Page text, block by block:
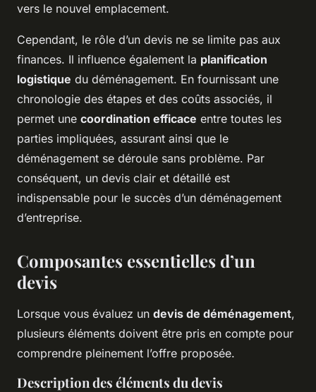
vers le nouvel emplacement.
Cependant, le rôle d’un devis ne se limite pas aux
finances. Il influence également la planification
logistique du déménagement. En fournissant une
chronologie des étapes et des coûts associés, il
permet une coordination efficace entre toutes les
parties impliquées, assurant ainsi que le
déménagement se déroule sans problème. Par
conséquent, un devis clair et détaillé est
indispensable pour le succès d’un déménagement
d’entreprise.
Composantes essentielles d’un
devis
Lorsque vous évaluez un devis de déménagement,
plusieurs éléments doivent être pris en compte pour
comprendre pleinement l’offre proposée.
Description des éléments du devis